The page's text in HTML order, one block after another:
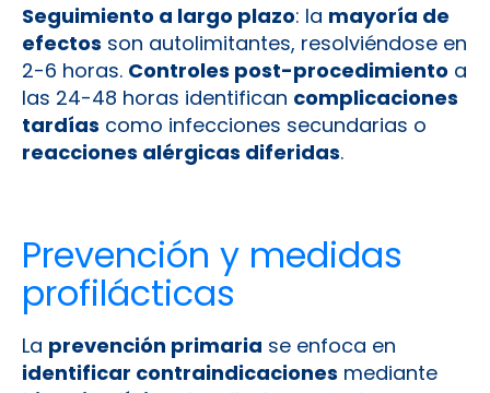
Seguimiento a largo plazo: la mayoría de
efectos son autolimitantes, resolviéndose en
2-6 horas. Controles post-procedimiento a
las 24-48 horas identifican complicaciones
tardías como infecciones secundarias o
reacciones alérgicas diferidas.
Prevención y medidas
profilácticas
La prevención primaria se enfoca en
identificar contraindicaciones mediante